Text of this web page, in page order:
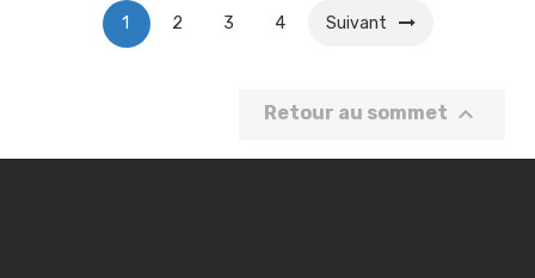
1 2 3 4 Suivant
Retour au sommet 